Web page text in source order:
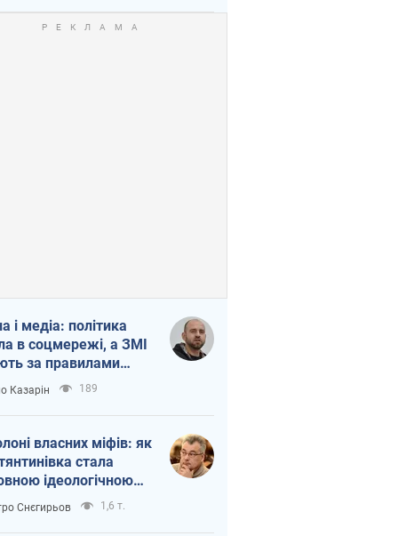
і медіа: політика
в соцмережі, а ЗМІ
за правилами
Казарін 189
власних міфів: як
стала
ідеологічною
для російських
Снєгирьов 1,6 т.